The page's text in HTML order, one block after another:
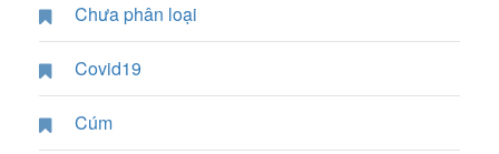
Chưa phân loại
Covid19
Cúm